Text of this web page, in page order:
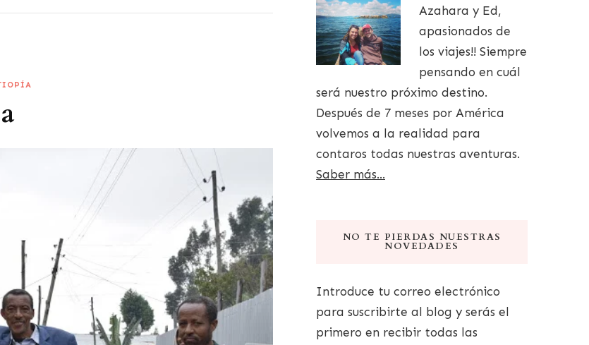
Azahara y Ed,
apasionados de
los viajes!! Siempre
pensando en cuál
será nuestro próximo destino.
Después de 7 meses por América
volvemos a la realidad para
contaros todas nuestras aventuras.
Saber más...
NO TE PIERDAS NUESTRAS
NOVEDADES
Introduce tu correo electrónico
para suscribirte al blog y serás el
primero en recibir todas las